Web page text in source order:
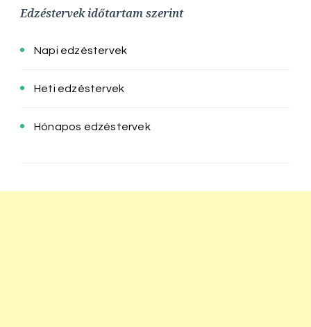
Edzéstervek időtartam szerint
Napi edzéstervek
Heti edzéstervek
Hónapos edzéstervek